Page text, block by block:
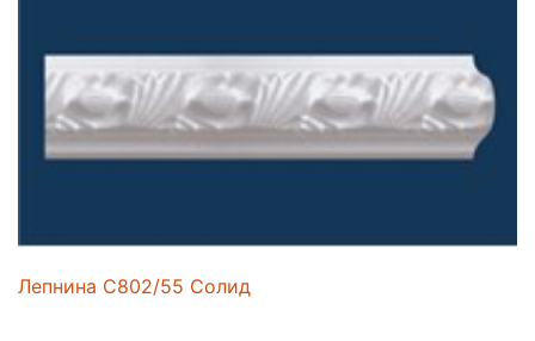
Лепнина C802/55 Солид